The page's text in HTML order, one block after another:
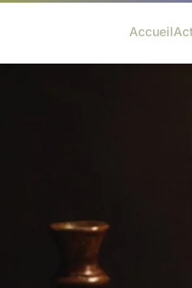
Accueil